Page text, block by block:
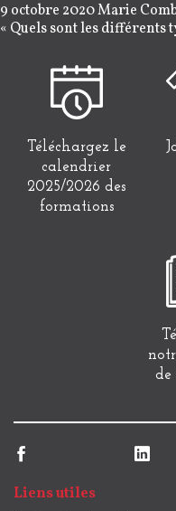
9 octobre 2020Marie
« Quels sont les différents
Téléchargez le
calendrier
2025/2026 des
formations
de
Liens utiles